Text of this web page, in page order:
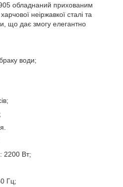
обладнаний прихованим
неіржавкої сталі та
що дає змогу елегантно
води;
2200 Вт;
Гц;